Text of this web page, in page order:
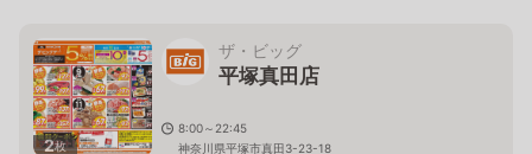
2枚
ザ・ビッグ
平塚真田店
8:00～22:45
神奈川県平塚市真田3-23-18